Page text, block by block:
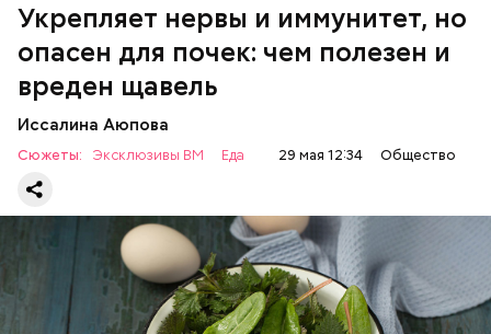
Укрепляет нервы и иммунитет, но
опасен для почек: чем полезен и
вреден щавель
Иссалина Аюпова
Сюжеты: Эксклюзивы ВМ Еда 29 мая 12:34 Общество
— Если человек уже болеет мочекаменной
болезнью, щавель ему не рекомендуется. При
артрите, гастрите, холецистите, синдроме
раздраженного кишечника, язвах и панкреатите
продукт тоже лучше исключить из рациона, —
предупредила врач. — Он может привести к
повышению кислотности желудка и раздражать
слизистые оболочки.